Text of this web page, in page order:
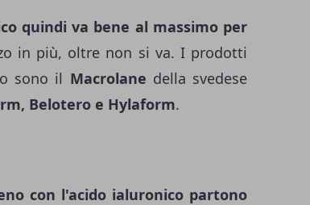
quindi va bene al massimo per
in più, oltre non si va. I prodotti
sono il Macrolane della svedese
Belotero e Hylaform.
con l'acido ialuronico partono